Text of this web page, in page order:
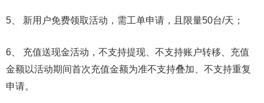
5、 新用户免费领取活动，需工单申请，且限量50台/天；
6、 充值送现金活动，不支持提现、不支持账户转移、充值
金额以活动期间首次充值金额为准不支持叠加、不支持重复
申请。